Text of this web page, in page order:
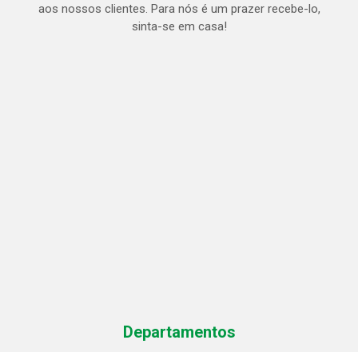
aos nossos clientes. Para nós é um prazer recebe-lo,
sinta-se em casa!
Departamentos